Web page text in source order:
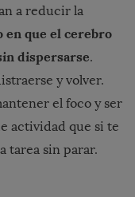
a reducir la
en que el cerebro
dispersarse.
y volver.
el foco y ser
actividad que si te
tarea sin parar.